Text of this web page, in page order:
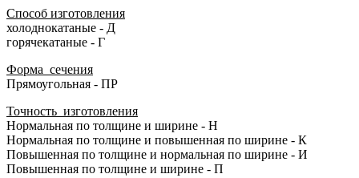
Способ изготовления
холоднокатаные - Д
горячекатаные - Г
Форма сечения
Прямоугольная - ПР
Точность изготовления
Нормальная по толщине и ширине - Н
Нормальная по толщине и повышенная по ширине - К
Повышенная по толщине и нормальная по ширине - И
Повышенная по толщине и ширине - П